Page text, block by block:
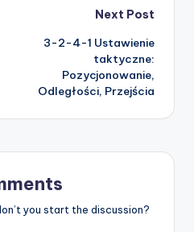
Next Post
3-2-4-1 Ustawienie
taktyczne:
Pozycjonowanie,
Odległości, Przejścia
you start the discussion?